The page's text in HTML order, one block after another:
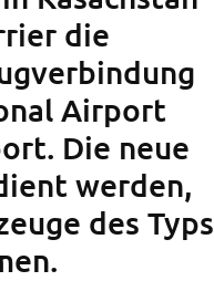
die
Airport
Die neue
werden,
des Typs